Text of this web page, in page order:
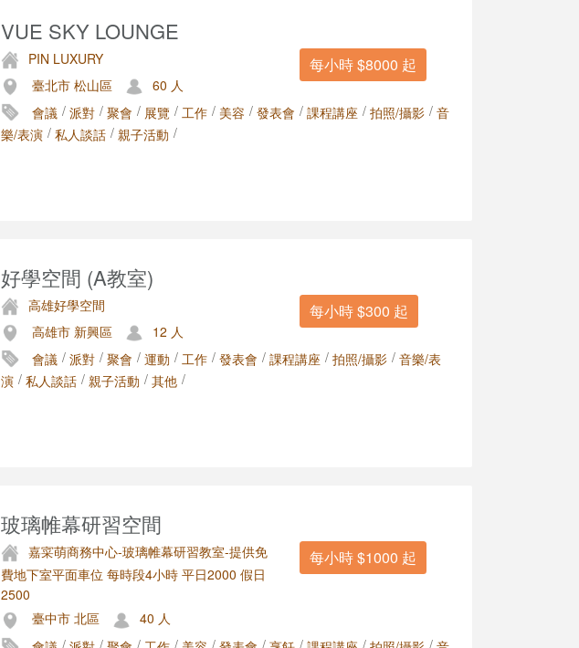
VUE SKY LOUNGE
每小時 $8000 起
PIN LUXURY
臺北市 松山區
60 人
會議 / 派對 / 聚會 / 展覽 / 工作 / 美容 / 發表會 / 課程講座 / 拍照/攝影 / 音
樂/表演 / 私人談話 / 親子活動 /
好學空間 (A教室)
每小時 $300 起
高雄好學空間
高雄市 新興區
12 人
會議 / 派對 / 聚會 / 運動 / 工作 / 發表會 / 課程講座 / 拍照/攝影 / 音樂/表
演 / 私人談話 / 親子活動 / 其他 /
玻璃帷幕研習空間
每小時 $1000 起
嘉寀萌商務中心-玻璃帷幕研習教室-提供免
費地下室平面車位 每時段4小時 平日2000 假日
2500
臺中市 北區
40 人
/ / / / / / / / /